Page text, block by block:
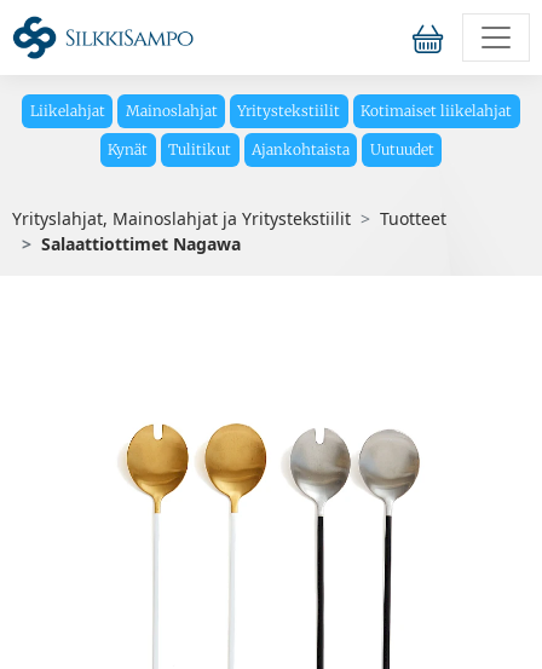
Liikelahjat Mainoslahjat Yritystekstiilit Kotimaiset liikelahjat
Kynät Tulitikut Ajankohtaista Uutuudet
Yrityslahjat, Mainoslahjat ja Yritystekstiilit
Tuotteet
Salaattiottimet Nagawa